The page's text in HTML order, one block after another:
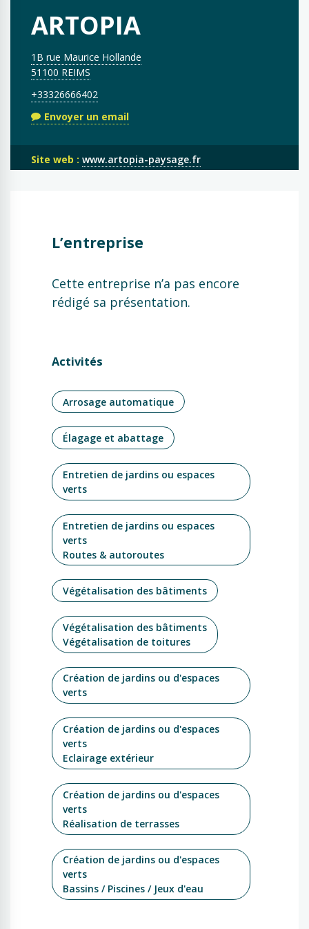
ARTOPIA
1B rue Maurice Hollande
51100 REIMS
+33326666402
Envoyer un email
Site web : www.artopia-paysage.fr
L’entreprise
Cette entreprise n’a pas encore
rédigé sa présentation.
Activités
Arrosage automatique
Élagage et abattage
Entretien de jardins ou espaces
verts
Entretien de jardins ou espaces
verts
Routes & autoroutes
Végétalisation des bâtiments
Végétalisation des bâtiments
Végétalisation de toitures
Création de jardins ou d'espaces
verts
Création de jardins ou d'espaces
verts
Eclairage extérieur
Création de jardins ou d'espaces
verts
Réalisation de terrasses
Création de jardins ou d'espaces
verts
Bassins / Piscines / Jeux d'eau